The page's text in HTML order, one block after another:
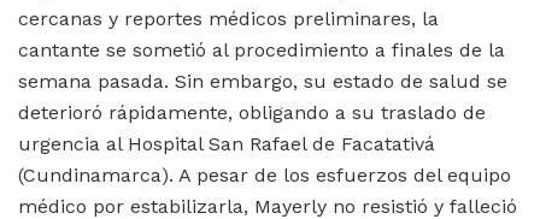
cercanas y reportes médicos preliminares, la
cantante se sometió al procedimiento a finales de la
semana pasada. Sin embargo, su estado de salud se
deterioró rápidamente, obligando a su traslado de
urgencia al Hospital San Rafael de Facatativá
(Cundinamarca). A pesar de los esfuerzos del equipo
médico por estabilizarla, Mayerly no resistió y falleció